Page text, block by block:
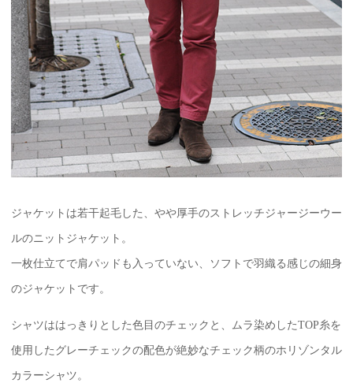
ジャケットは若干起毛した、やや厚手のストレッチジャージーウー
ルのニットジャケット。
一枚仕立てで肩パッドも入っていない、ソフトで羽織る感じの細身
のジャケットです。
シャツははっきりとした色目のチェックと、ムラ染めしたTOP糸を
使用したグレーチェックの配色が絶妙なチェック柄のホリゾンタル
カラーシャツ。